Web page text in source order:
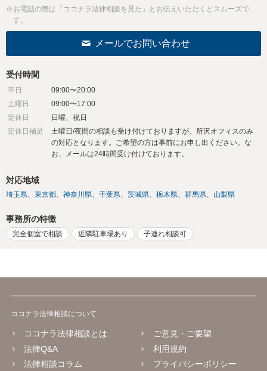
※お電話の際は「ココナラ法律相談を見た」とお伝えいただくとスムーズで
す。
メールでお問い合わせ
受付時間
平日
09:00〜20:00
土曜日
09:00〜17:00
定休日
日曜、祝日
定休日補足
土曜日/夜間の相談も受け付けておりますが、所沢オフィスのみ
の対応となります。ご希望の方は事前にお申し出ください。な
お、メールは24時間受け付けております。
対応地域
埼玉県 東京都 神奈川県 千葉県 茨城県 栃木県 群馬県 山梨県
事務所の特徴
完全個室で相談 近隣駐車場あり 子連れ相談可
ココナラ法律相談について
ココナラ法律相談とは
法律Q&A
法律相談コラム
ご意見・ご要望
利用規約
プライバシーポリシー